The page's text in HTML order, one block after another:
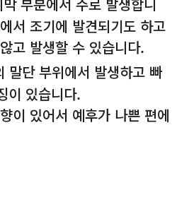
서 조기에 발견되기도 하고
고 발생할 수 있습니다.
말단 부위에서 발생하고 빠
이 있습니다.
이 있어서 예후가 나쁜 편에